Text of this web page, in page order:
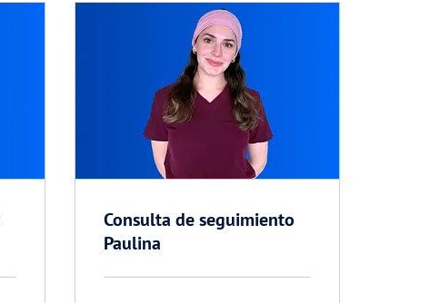
Consulta de seguimiento
Paulina